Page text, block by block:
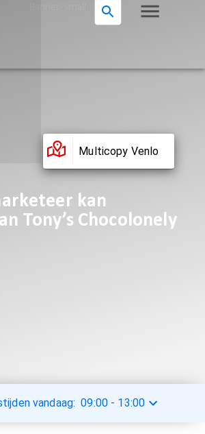
Multicopy Venlo
kan
Tony’s Chocolonely
vandaag: 09:00 - 13:00